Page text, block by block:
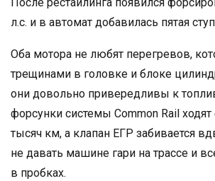
л.с. и в автомат добавилась пятая
Оба мотора не любят перегревов,
трещинами в головке и блоке
они довольно привередливы к
форсунки системы Common Rail
тысяч км, а клапан ЕГР забивается
не давать машине гари на трассе и
в пробках.